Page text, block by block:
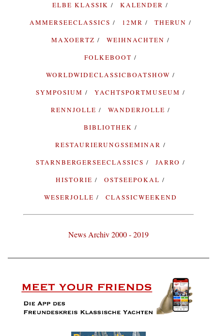
ELBE KLASSIK
KALENDER
AMMERSEECLASSICS
12MR
THERUN
MAXOERTZ
WEIHNACHTEN
FOLKEBOOT
WORLDWIDECLASSICBOATSHOW
SYMPOSIUM
YACHTSPORTMUSEUM
RENNJOLLE
WANDERJOLLE
BIBLIOTHEK
RESTAURIERUNGSSEMINAR
STARNBERGERSEECLASSICS
JARRO
HISTORIE
OSTSEEPOKAL
WESERJOLLE
CLASSICWEEKEND
News Archiv 2000 - 2019